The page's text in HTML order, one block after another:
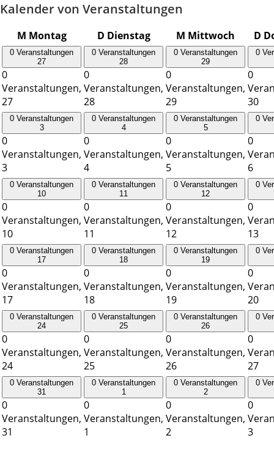
Kalender von Veranstaltungen
M Montag D Dienstag M Mittwoch D
0 Veranstaltungen
27
0
Veranstaltungen,
27
0 Veranstaltungen
28
0
Veranstaltungen,
28
0 Veranstaltungen
29
0
Veranstaltungen,
29
0
0
30
0 Veranstaltungen
3
0
Veranstaltungen,
3
0 Veranstaltungen
4
0
Veranstaltungen,
4
0 Veranstaltungen
5
0
Veranstaltungen,
5
0
0
6
0 Veranstaltungen
10
0
Veranstaltungen,
10
0 Veranstaltungen
11
0
Veranstaltungen,
11
0 Veranstaltungen
12
0
Veranstaltungen,
12
0
0
13
0 Veranstaltungen
17
0
Veranstaltungen,
17
0 Veranstaltungen
18
0
Veranstaltungen,
18
0 Veranstaltungen
19
0
Veranstaltungen,
19
0
0
20
0 Veranstaltungen
24
0
Veranstaltungen,
24
0 Veranstaltungen
25
0
Veranstaltungen,
25
0 Veranstaltungen
26
0
Veranstaltungen,
26
0
0
27
0 Veranstaltungen
31
0
Veranstaltungen,
31
0 Veranstaltungen
1
0
Veranstaltungen,
1
0 Veranstaltungen
2
0
Veranstaltungen,
2
0
0
3